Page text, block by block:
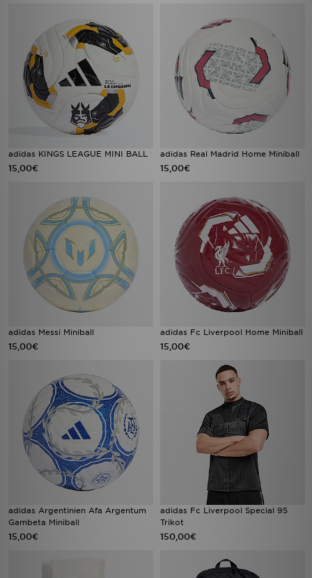
adidas KINGS LEAGUE MINI BALL
15,00€
adidas Real Madrid Home Miniball
15,00€
adidas Messi Miniball
15,00€
adidas Fc Liverpool Home Miniball
15,00€
adidas Argentinien Afa Argentum
Gambeta Miniball
15,00€
adidas Fc Liverpool Special 95
Trikot
150,00€